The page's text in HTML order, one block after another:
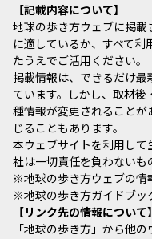
記載内容について
地球の歩き方ウェブに掲
に適しているか、すべて
たうえでご活用ください。
掲載情報は、できるだけ
ています。しかし、取材
種情報が変更されること
じることもあります。
本ウェブサイトを利用し
社は一切責任を負わないも
※地球の歩き方ウェブの情
※地球の歩き方ガイドブ
リンク先の情報について
「地球の歩き方」から他